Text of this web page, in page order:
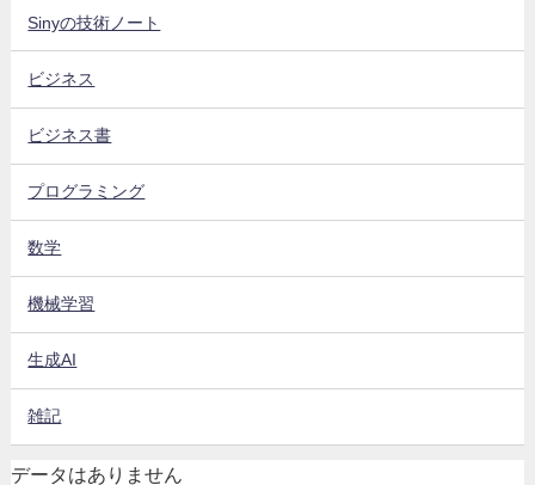
Sinyの技術ノート
ビジネス
ビジネス書
プログラミング
数学
機械学習
生成AI
雑記
データはありません